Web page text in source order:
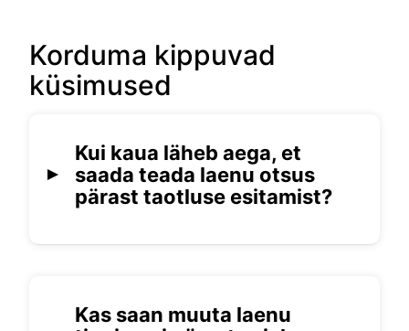
Korduma kippuvad
küsimused
Kui kaua läheb aega, et
saada teada laenu otsus
pärast taotluse esitamist?
kuni ühe tööpäeva jooksul pärast
Kas saan muuta laenu